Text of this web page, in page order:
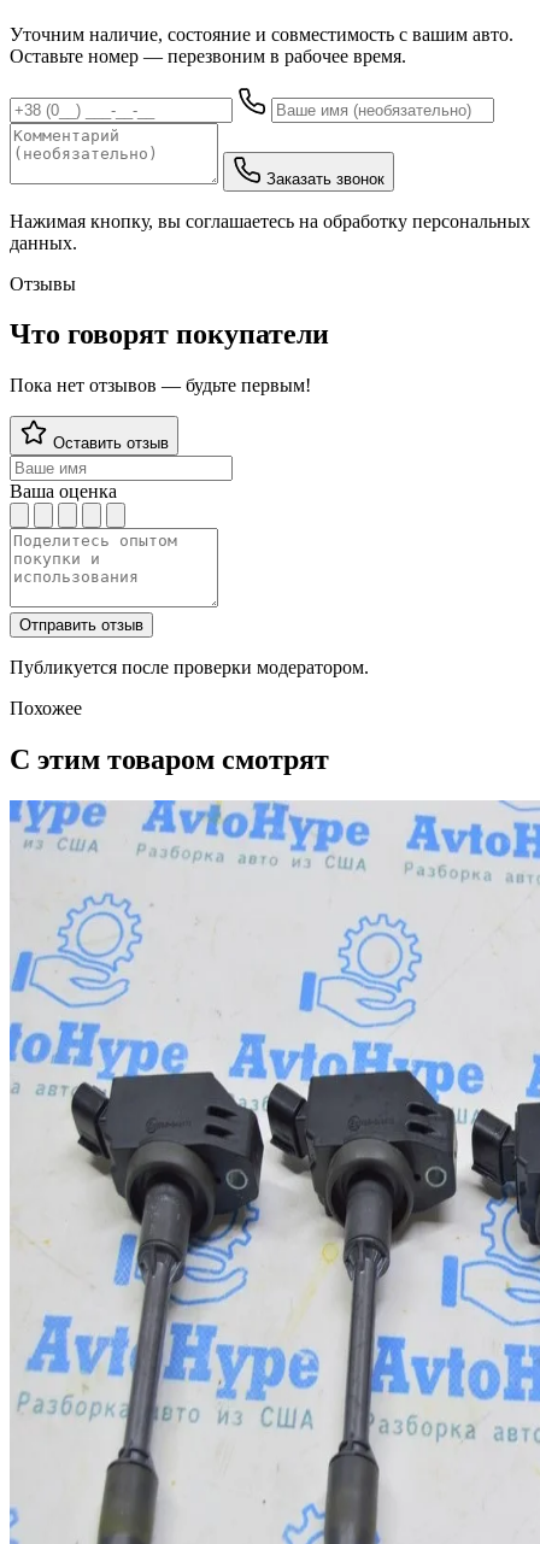
Уточним наличие, состояние и совместимость с вашим авто.
Оставьте номер — перезвоним в рабочее время.
Заказать звонок
Нажимая кнопку, вы соглашаетесь на обработку персональных
данных.
Отзывы
Что говорят покупатели
Пока нет отзывов — будьте первым!
Оставить отзыв
Ваша оценка
Отправить отзыв
Публикуется после проверки модератором.
Похожее
С этим товаром смотрят